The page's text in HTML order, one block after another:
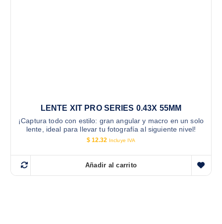
LENTE XIT PRO SERIES 0.43X 55MM
¡Captura todo con estilo: gran angular y macro en un solo
lente, ideal para llevar tu fotografía al siguiente nivel!
$12.32 Incluye IVA
Añadir al carrito